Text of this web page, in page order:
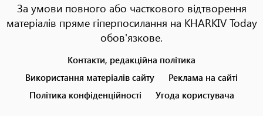
За умови повного або часткового відтворення
матеріалів пряме гіперпосилання на KHARKIV Today
обов'язкове.
menu
Контакти, редакційна політика
Використання матеріалів сайту
Реклама на сайті
Політика конфіденційності
Угода користувача